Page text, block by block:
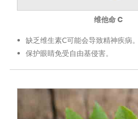
维他命 C
缺乏维生素C可能会导致精神疾病。
保护眼睛免受自由基侵害。